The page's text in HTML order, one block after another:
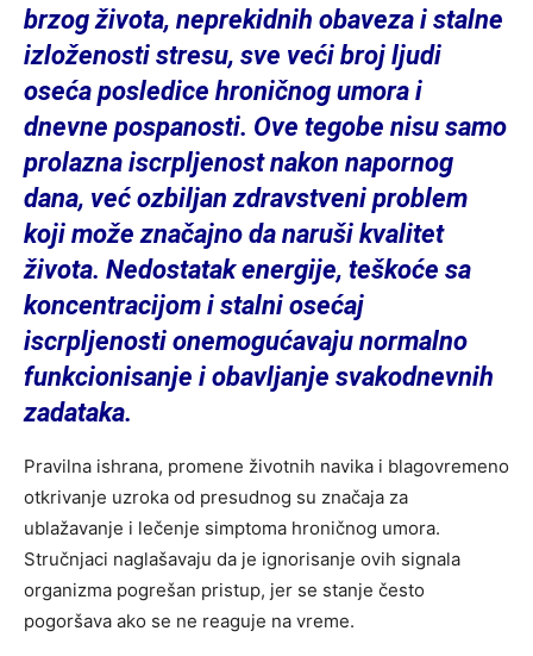
brzog života, neprekidnih obaveza i stalne
izloženosti stresu, sve veći broj ljudi
oseća posledice hroničnog umora i
dnevne pospanosti. Ove tegobe nisu samo
prolazna iscrpljenost nakon napornog
dana, već ozbiljan zdravstveni problem
koji može značajno da naruši kvalitet
života. Nedostatak energije, teškoće sa
koncentracijom i stalni osećaj
iscrpljenosti onemogućavaju normalno
funkcionisanje i obavljanje svakodnevnih
zadataka.
Pravilna ishrana, promene životnih navika i blagovremeno
otkrivanje uzroka od presudnog su značaja za
ublažavanje i lečenje simptoma hroničnog umora.
Stručnjaci naglašavaju da je ignorisanje ovih signala
organizma pogrešan pristup, jer se stanje često
pogoršava ako se ne reaguje na vreme.